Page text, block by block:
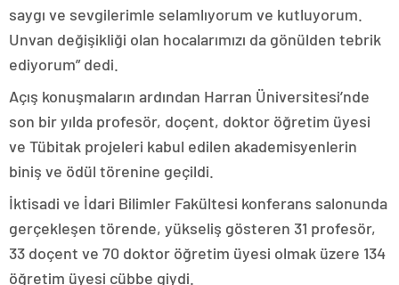
saygı ve sevgilerimle selamlıyorum ve kutluyorum.
Unvan değişikliği olan hocalarımızı da gönülden tebrik
ediyorum” dedi.
Açış konuşmaların ardından Harran Üniversitesi’nde
son bir yılda profesör, doçent, doktor öğretim üyesi
ve Tübitak projeleri kabul edilen akademisyenlerin
biniş ve ödül törenine geçildi.
İktisadi ve İdari Bilimler Fakültesi konferans salonunda
gerçekleşen törende, yükseliş gösteren 31 profesör,
33 doçent ve 70 doktor öğretim üyesi olmak üzere 134
öğretim üyesi cübbe giydi.